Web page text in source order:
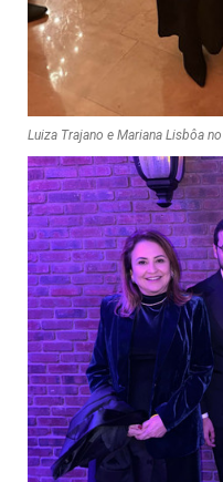
Luiza Trajano e Mariana Lisbôa